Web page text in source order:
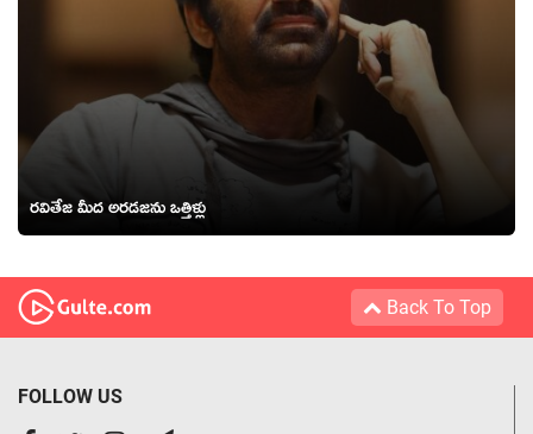
రవితేజ మీద అరడజను ఒత్తిళ్లు
Back To Top
FOLLOW US